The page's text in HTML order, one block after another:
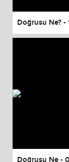
Doğrusu Ne? -
Doğrusu Ne -